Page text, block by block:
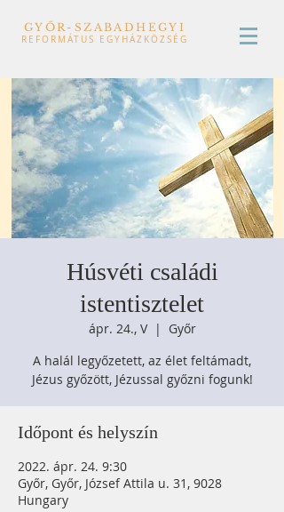
GYŐR-SZABADHEGYI
REFORMÁTUS EGYHÁZKÖZSÉG
Húsvéti családi
istentisztelet
ápr. 24., V
  |
Győr
A halál legyőzetett, az élet feltámadt,
Jézus győzött, Jézussal győzni fogunk!
Időpont és helyszín
2022. ápr. 24. 9:30
Győr, Győr, József Attila u. 31, 9028
Hungary